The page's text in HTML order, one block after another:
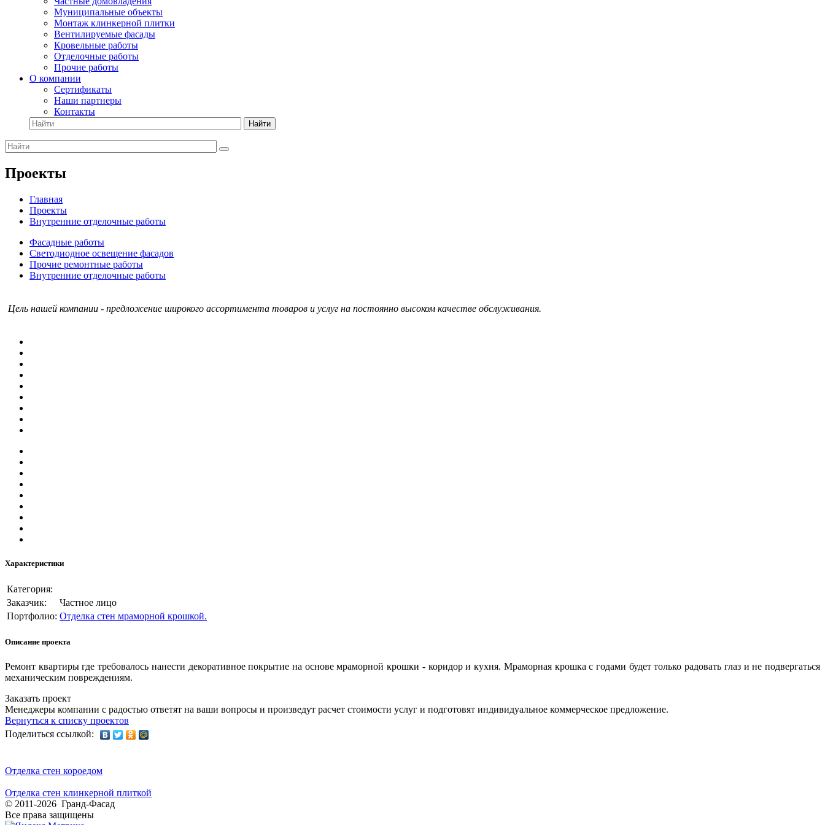
Муниципальные объекты
Монтаж клинкерной плитки
Вентилируемые фасады
Кровельные работы
Отделочные работы
Прочие работы
О компании
Сертификаты
Наши партнеры
Контакты
Найти
Проекты
Главная
Проекты
Внутренние отделочные работы
Фасадные работы
Светодиодное освещение фасадов
Прочие ремонтные работы
Внутренние отделочные работы
Цель нашей компании - предложение широкого ассортимента товаров и услуг на постоянно высоком качестве обслуживания.
Характеристики
Категория:
Заказчик:
Частное лицо
Портфолио: Отделка стен мраморной крошкой.
Описание проекта
Ремонт квартиры где требовалось нанести декоративное покрытие на основе мраморной крошки - коридор и кухня. Мраморная крошка с годами будет только радовать глаз и не подвергаться
механическим повреждениям.
Заказать проект
Менеджеры компании с радостью ответят на ваши вопросы и произведут расчет стоимости услуг и подготовят индивидуальное коммерческое предложение.
Вернуться к списку проектов
Поделиться ссылкой:
Отделка стен короедом
Отделка стен клинкерной плиткой
© 2011-2026 Гранд-Фасад
Все права защищены